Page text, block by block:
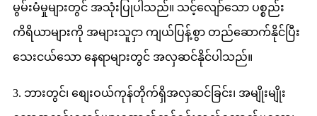
မွမ်းမံမှုများတွင် အသုံးပြုပါသည်။ သင့်လျော်သော ပစ္စည်း
ကိရိယာများကို အများသူငှာ ကျယ်ပြန့်စွာ တည်ဆောက်နိုင်ပြီး
သေးငယ်သော နေရာများတွင် အလှဆင်နိုင်ပါသည်။
3. ဘားတွင်၊ စျေးဝယ်ကုန်တိုက်ရှိအလှဆင်ခြင်း၊ အမျိုးမျိုး